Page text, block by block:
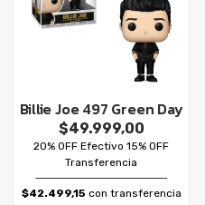
Billie Joe 497 Green Day
$49.999,00
20% OFF Efectivo 15% OFF
Transferencia
$42.499,15 con transferencia